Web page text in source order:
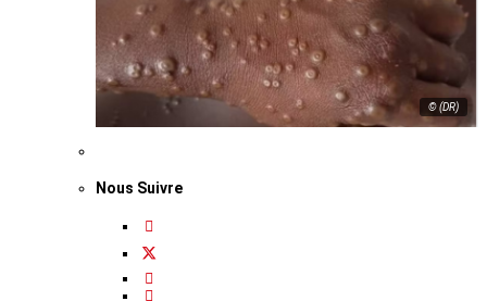
© (DR)
Nous Suivre